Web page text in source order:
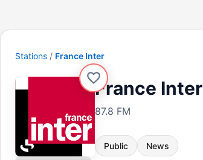
Stations France Inter
France Inter
87.8 FM
Public News